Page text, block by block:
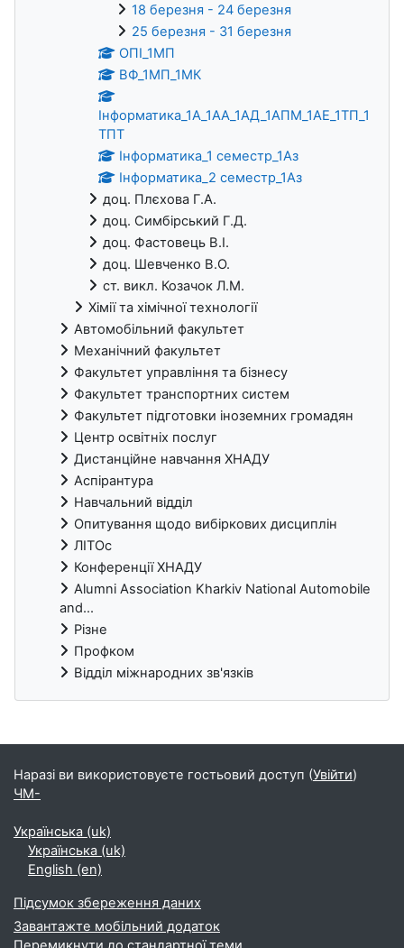
18 березня - 24 березня
25 березня - 31 березня
ОПІ_1МП
ВФ_1МП_1МК
Інформатика_1А_1АА_1АД_1АПМ_1АЕ_1ТП_1
ТПТ
Інформатика_1 семестр_1Аз
Інформатика_2 семестр_1Аз
доц. Плєхова Г.А.
доц. Симбірський Г.Д.
доц. Фастовець В.І.
доц. Шевченко В.О.
ст. викл. Козачок Л.М.
Хімії та хімічної технології
Автомобільний факультет
Механічний факультет
Факультет управління та бізнесу
Факультет транспортних систем
Факультет підготовки іноземних громадян
Центр освітніх послуг
Дистанційне навчання ХНАДУ
Аспірантура
Навчальний відділ
Опитування щодо вибіркових дисциплін
ЛІТОс
Конференції ХНАДУ
Alumni Association Kharkiv National Automobile
and...
Різне
Профком
Відділ міжнародних зв'язків
Блоки
Наразі ви використовуєте гостьовий доступ (Увійти)
ЧМ-
Українська ‎(uk)‎
Українська ‎(uk)‎
English ‎(en)‎
Підсумок збереження даних
Завантажте мобільний додаток